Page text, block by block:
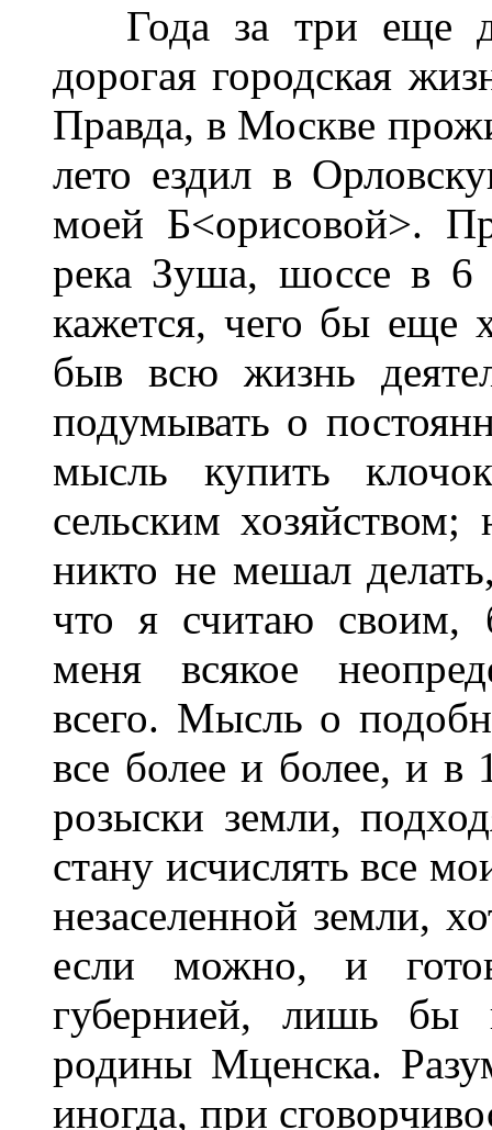
Года за три еще до
дорогая городская
Правда, в Москве
лето ездил в
моей Б<орисовой>.
река Зуша, шоссе в 6
кажется, чего бы еще
быв всю жизнь
подумывать о
мысль купить
сельским
никто не мешал
что я считаю своим,
меня всякое
всего. Мысль о
все более и более, и в
розыски земли,
стану исчислять все
незаселенной земли,
если можно, и
губернией, лишь бы
родины Мценска.
иногда, при